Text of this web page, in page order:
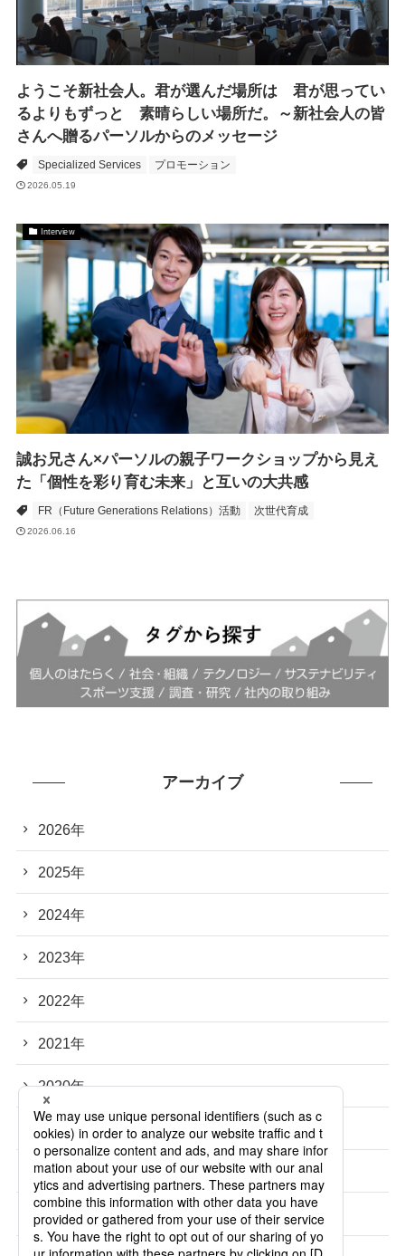
ようこそ新社会人。君が選んだ場所は 君が思ってい
るよりもずっと 素晴らしい場所だ。～新社会人の皆
さんへ贈るパーソルからのメッセージ
Specialized Services プロモーション
2026.05.19
Interview
誠お兄さん×パーソルの親子ワークショップから見え
た「個性を彩り育む未来」と互いの大共感
FR（Future Generations Relations）活動 次世代育成
2026.06.16
アーカイブ
2026年
2025年
2024年
2023年
2022年
2021年
2020年
2019年
2018年
2017年